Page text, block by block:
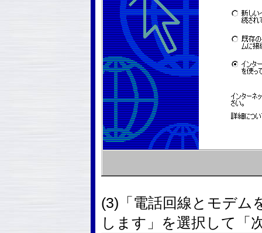
(3)「電話回線とモデム
します」を選択して「